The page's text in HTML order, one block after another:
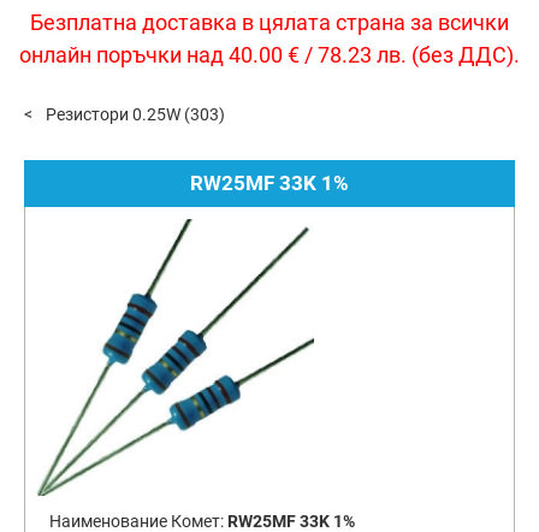
Безплатна доставка в цялата страна за всички
онлайн поръчки над 40.00 € / 78.23 лв. (без ДДС).
Резистори 0.25W (303)
RW25MF 33K 1%
Наименование Комет: RW25MF 33K 1%